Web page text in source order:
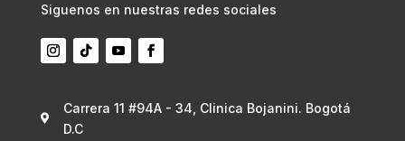
Siguenos en nuestras redes sociales

Carrera 11 #94A - 34, Clinica Bojanini. Bogotá
D.C